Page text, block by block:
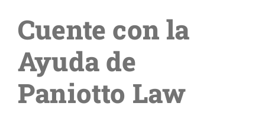
Cuente con la
Ayuda de
Paniotto Law